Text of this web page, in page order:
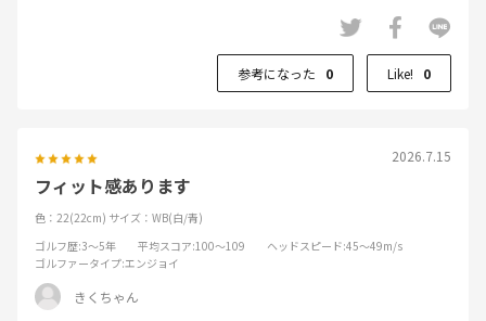
参考になった 0 Like! 0
2026.7.15
フィット感あります
色：22(22cm) サイズ：WB(白/青)
ゴルフ歴:3～5年 平均スコア:100～109 ヘッドスピード:45～49m/s
ゴルファータイプ:エンジョイ
きくちゃん